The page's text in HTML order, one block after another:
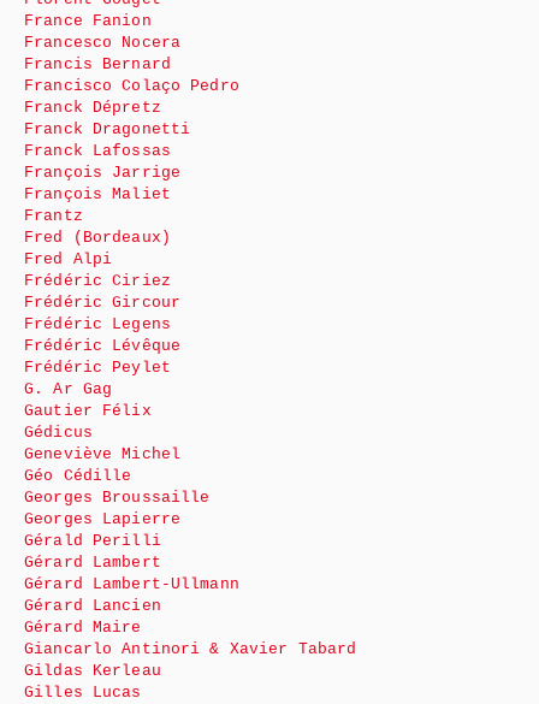
France Fanion
Francesco Nocera
Francis Bernard
Francisco Colaço Pedro
Franck Dépretz
Franck Dragonetti
Franck Lafossas
François Jarrige
François Maliet
Frantz
Fred (Bordeaux)
Fred Alpi
Frédéric Ciriez
Frédéric Gircour
Frédéric Legens
Frédéric Lévêque
Frédéric Peylet
G. Ar Gag
Gautier Félix
Gédicus
Geneviève Michel
Géo Cédille
Georges Broussaille
Georges Lapierre
Gérald Perilli
Gérard Lambert
Gérard Lambert-Ullmann
Gérard Lancien
Gérard Maire
Giancarlo Antinori & Xavier Tabard
Gildas Kerleau
Gilles Lucas